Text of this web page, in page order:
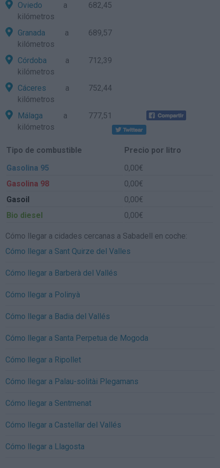
Oviedo a 682,45
kilómetros
Granada a 689,57
kilómetros
Córdoba a 712,39
kilómetros
Cáceres a 752,44
kilómetros
Málaga a 777,51
kilómetros
Tipo de combustible
Precio por litro
Gasolina 95
0,00€
Gasolina 98
0,00€
Gasoil
0,00€
Bio diesel
0,00€
Cómo llegar a cidades cercanas a Sabadell en coche:
Cómo llegar a Sant Quirze del Valles
Cómo llegar a Barberà del Vallés
Cómo llegar a Polinyà
Cómo llegar a Badia del Vallés
Cómo llegar a Santa Perpetua de Mogoda
Cómo llegar a Ripollet
Cómo llegar a Palau-solitài Plegamans
Cómo llegar a Sentmenat
Cómo llegar a Castellar del Vallés
Cómo llegar a Llagosta